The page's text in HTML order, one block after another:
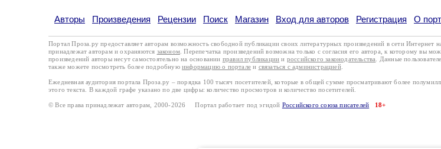
Авторы Произведения Рецензии Поиск Магазин Вход для авторов Регистрация О
Портал Проза.ру предоставляет авторам возможность свободной публикации своих литературных произведений в сети Интернет
принадлежат авторам и охраняются законом . Перепечатка произведений возможна только с согласия его автора, к которому вы
произведений авторы несут самостоятельно на основании правил публикации и российского законодательства . Данные
также можете посмотреть более подробную информацию о портале и связаться с администрацией.
Ежедневная аудитория портала Проза.ру – порядка 100 тысяч посетителей, которые в общей сумме просматривают более
этого текста. В каждой графе указано по две цифры: количество просмотров и количество посетителей.
© Все права принадлежат авторам, 2000-2026 Портал работает под эгидой Российского союза писателей 18+